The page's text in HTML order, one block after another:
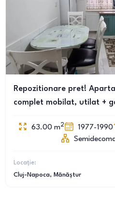
Repozitionare pret!
complet mobilat, utilat +
63.00 m2 1977-1990
Locație:
Cluj-Napoca, Mănăștur